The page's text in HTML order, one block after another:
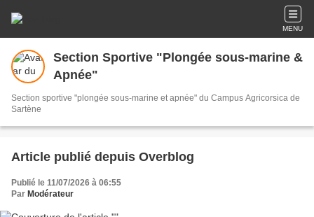
MENU
Section Sportive "Plongée sous-marine &
Apnée"
Section sportive "plongée sous-marine et apnée" du Campus Agricorsica de
Sartène
Article publié depuis Overblog
Publié le 11/07/2026 à 06:55
Par Modérateur